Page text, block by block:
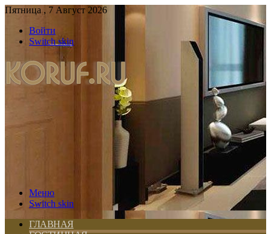
Пятница , 7 Август 2026
Войти
Switch skin
Меню
Switch skin
ГЛАВНАЯ